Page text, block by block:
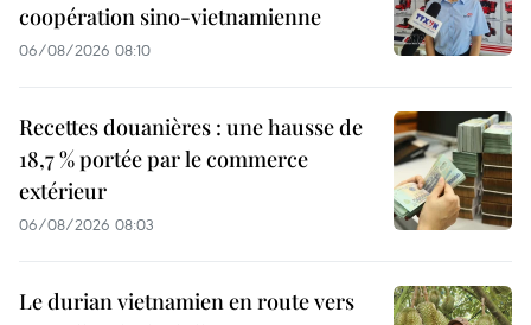
coopération sino-vietnamienne
06/08/2026 08:10
Recettes douanières : une hausse de
18,7 % portée par le commerce
extérieur
06/08/2026 08:03
Le durian vietnamien en route vers